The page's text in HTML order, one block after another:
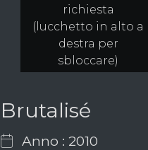
richiesta
(lucchetto in alto a
destra per
sbloccare)
Brutalisé
Anno : 2010